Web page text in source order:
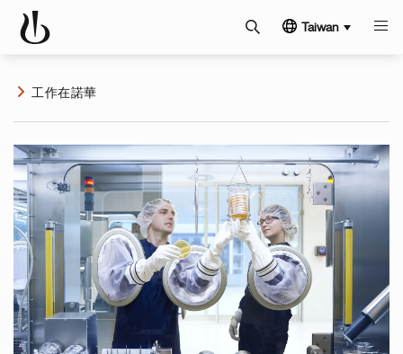
Taiwan
工作在諾華